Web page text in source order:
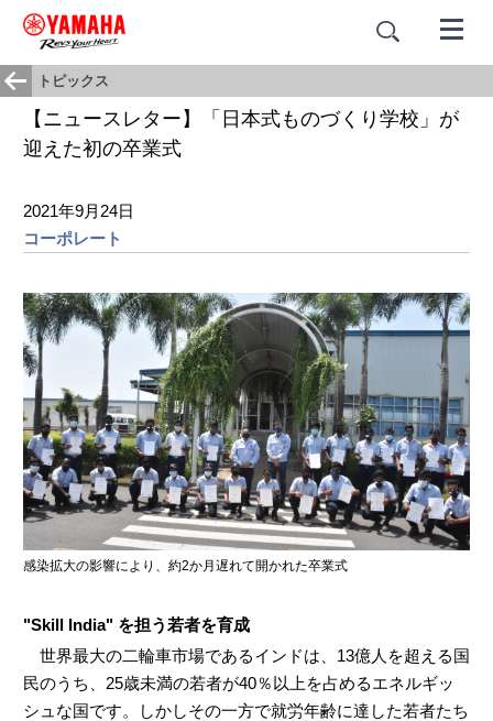
トピックス
【ニュースレター】「日本式ものづくり学校」が
迎えた初の卒業式
2021年9月24日
コーポレート
感染拡大の影響により、約2か月遅れて開かれた卒業式
"Skill India" を担う若者を育成
世界最大の二輪車市場であるインドは、13億人を超える国
民のうち、25歳未満の若者が40％以上を占めるエネルギッ
シュな国です。しかしその一方で就労年齢に達した若者たち